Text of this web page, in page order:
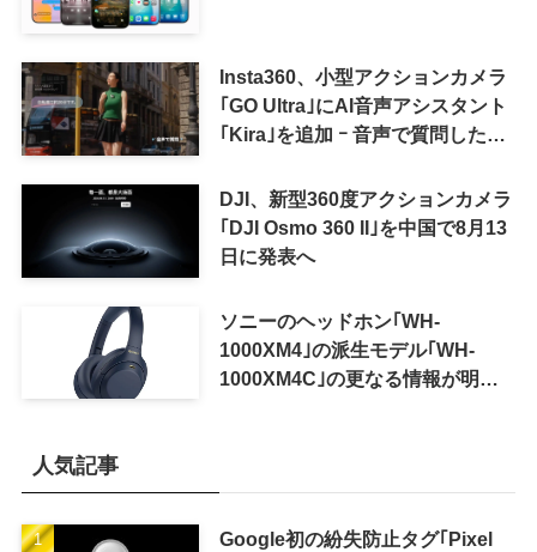
Insta360、小型アクションカメラ
｢GO Ultra｣にAI音声アシスタント
｢Kira｣を追加 ｰ 音声で質問した
可能に
DJI、新型360度アクションカメラ
｢DJI Osmo 360 II｣を中国で8月13
日に発表へ
ソニーのヘッドホン｢WH-
1000XM4｣の派生モデル｢WH-
1000XM4C｣の更なる情報が明ら
人気記事
Google初の紛失防止タグ｢Pixel